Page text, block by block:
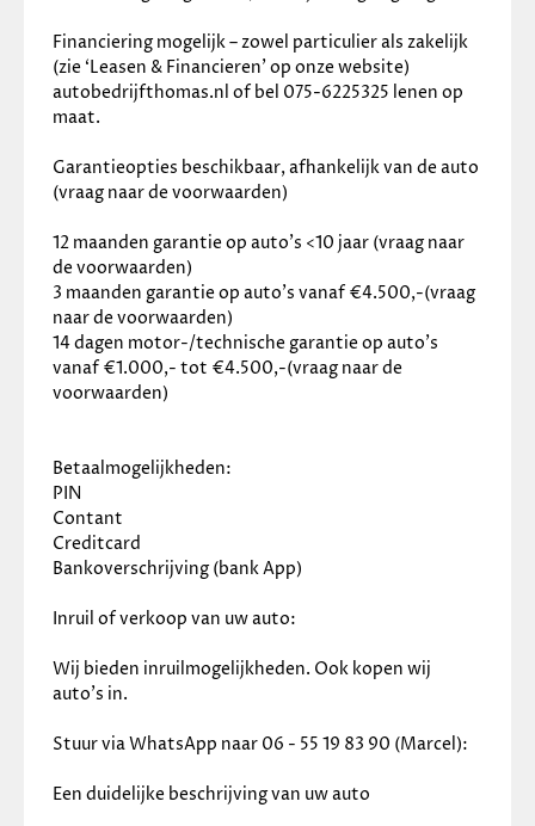
Financiering mogelijk – zowel particulier als zakelijk
(zie ‘Leasen & Financieren’ op onze website)
autobedrijfthomas.nl of bel 075-6225325 lenen op
maat.
Garantieopties beschikbaar, afhankelijk van de auto
(vraag naar de voorwaarden)
12 maanden garantie op auto’s <10 jaar (vraag naar
de voorwaarden)
3 maanden garantie op auto’s vanaf €4.500,-(vraag
naar de voorwaarden)
14 dagen motor-/technische garantie op auto’s
vanaf €1.000,- tot €4.500,-(vraag naar de
voorwaarden)
Betaalmogelijkheden:
PIN
Contant
Creditcard
Bankoverschrijving (bank App)
Inruil of verkoop van uw auto:
Wij bieden inruilmogelijkheden. Ook kopen wij
auto’s in.
Stuur via WhatsApp naar 06 - 55 19 83 90 (Marcel):
Een duidelijke beschrijving van uw auto